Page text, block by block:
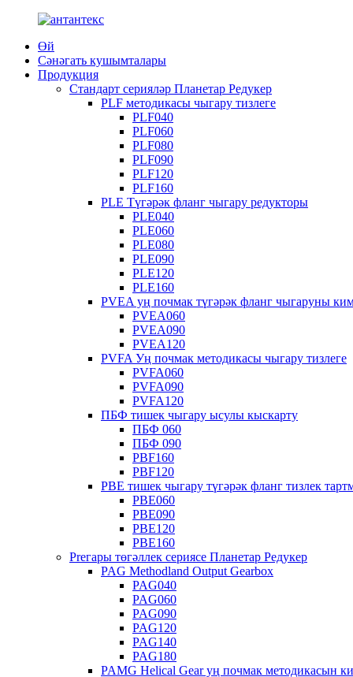
Өй
Сәнәгать кушымталары
Продукция
Стандарт серияләр Планетар Редукер
PLF методикасы чыгару тизлеге
PLF040
PLF060
PLF080
PLF090
PLF120
PLF160
PLE Түгәрәк фланг чыгару редукторы
PLE040
PLE060
PLE080
PLE090
PLE120
PLE160
PVEA уң почмак түгәрәк фланг чыгаруны
PVEA060
PVEA090
PVEA120
PVFA Уң почмак методикасы чыгару тизлеге
PVFA060
PVFA090
PVFA120
ПБФ тишек чыгару ысулы кыскарту
ПБФ 060
ПБФ 090
PBF160
PBF120
PBE тишек чыгару түгәрәк фланг тизлек
PBE060
PBE090
PBE120
PBE160
Preгары төгәллек сериясе Планетар Редукер
PAG Methodland Output Gearbox
PAG040
PAG060
PAG090
PAG120
PAG140
PAG180
PAMG Helical Gear уң почмак методикасын